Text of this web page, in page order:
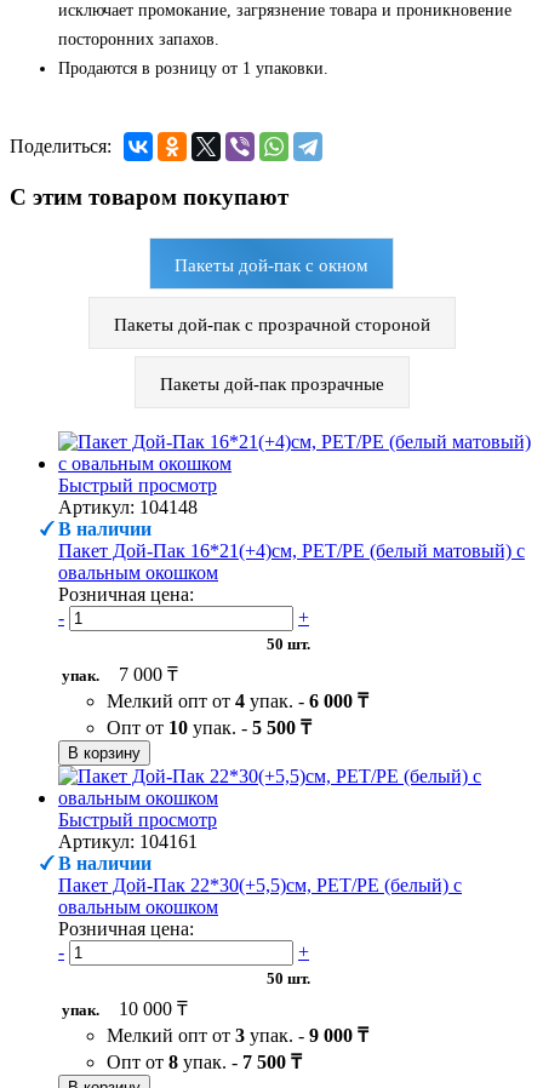
исключает промокание, загрязнение товара и проникновение
посторонних запахов.
Продаются в розницу от 1 упаковки.
Поделиться:
С этим товаром покупают
Пакеты дой-пак с окном
Пакеты дой-пак с прозрачной стороной
Пакеты дой-пак прозрачные
Быстрый просмотр
Артикул: 104148
В наличии
Пакет Дой-Пак 16*21(+4)см, PET/PE (белый матовый) с
овальным окошком
Розничная цена:
-
+
50 шт.
упак.
7 000 ₸
Мелкий опт от 4 упак. - 6 000 ₸
Опт от 10 упак. - 5 500 ₸
В корзину
Быстрый просмотр
Артикул: 104161
В наличии
Пакет Дой-Пак 22*30(+5,5)см, PET/PE (белый) с
овальным окошком
Розничная цена:
-
+
50 шт.
упак.
10 000 ₸
Мелкий опт от 3 упак. - 9 000 ₸
Опт от 8 упак. - 7 500 ₸